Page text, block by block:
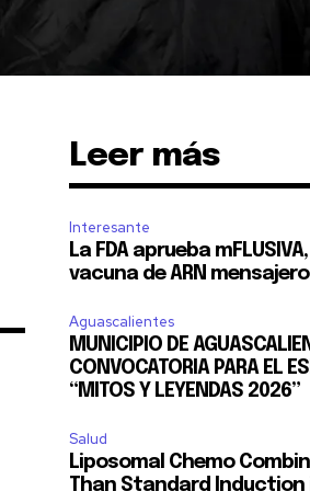
SUSCRIBIR
de Privacidad .
11,243
Seguidores
Leer más
Interesante
La FDA aprueba
vacuna de ARN
Aguascalientes
MUNICIPIO DE
CONVOCATORIA PARA EL
“MITOS Y LEYENDAS 2026”
Salud
Liposomal Chemo
Than Standard Induction